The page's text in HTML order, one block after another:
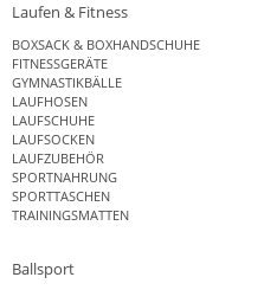
Laufen & Fitness
BOXSACK & BOXHANDSCHUHE
FITNESSGERÄTE
GYMNASTIKBÄLLE
LAUFHOSEN
LAUFSCHUHE
LAUFSOCKEN
LAUFZUBEHÖR
SPORTNAHRUNG
SPORTTASCHEN
TRAININGSMATTEN
Ballsport